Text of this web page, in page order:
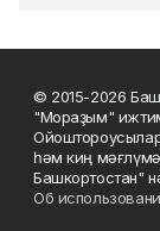
© 2015-2026
"Мораҙым"
һәм киң
Башкортостан"
Об